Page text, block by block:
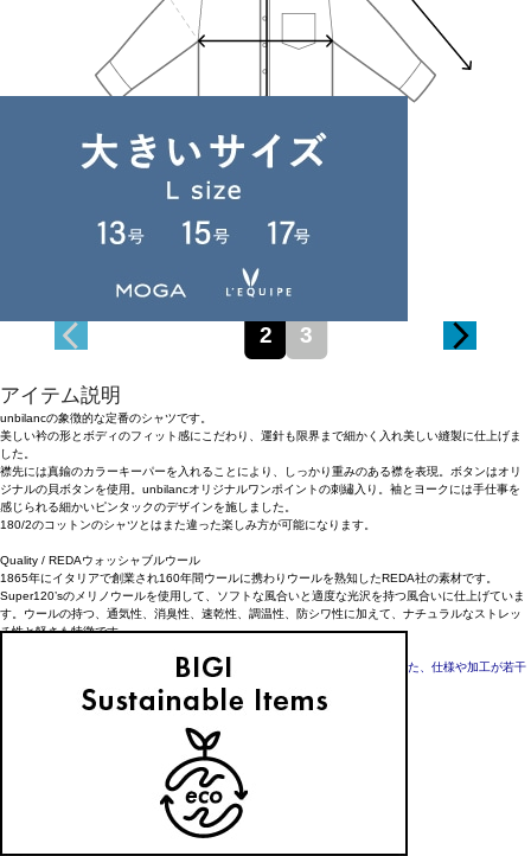
Length 80cm
Waist 50.4cm
2 3
アイテム説明
unbilancの象徴的な定番のシャツです。
美しい衿の形とボディのフィット感にこだわり、運針も限界まで細かく入れ美しい縫製に仕上げま
した。
襟先には真鍮のカラーキーパーを入れることにより、しっかり重みのある襟を表現。ボタンはオリ
ジナルの貝ボタンを使用。unbilancオリジナルワンポイントの刺繡入り。袖とヨークには手仕事を
感じられる細かいピンタックのデザインを施しました。
180/2のコットンのシャツとはまた違った楽しみ方が可能になります。
Quality / REDAウォッシャブルウール
1865年にイタリアで創業され160年間ウールに携わりウールを熟知したREDA社の素材です。
Super120’sのメリノウールを使用して、ソフトな風合いと適度な光沢を持つ風合いに仕上げていま
す。ウールの持つ、通気性、消臭性、速乾性、調温性、防シワ性に加えて、ナチュラルなストレッ
チ性と軽さも特徴です。
*モデル着用画像はサンプル着用の為、実際の商品と着丈や袖丈・裄丈等、また、仕様や加工が若干
アイテム詳細